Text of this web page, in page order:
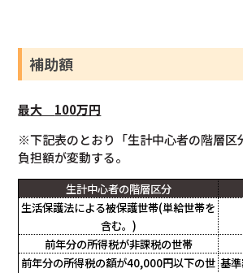
補助額
最大 100万円
※下記表のとおり「生計中心者の階層区
負担額が変動する。
生計中心者の階層区分
生活保護法による被保護世帯(単給世帯を
含む。)
前年分の所得税が非課税の世帯
前年分の所得税の額が40,000円以下の世 基